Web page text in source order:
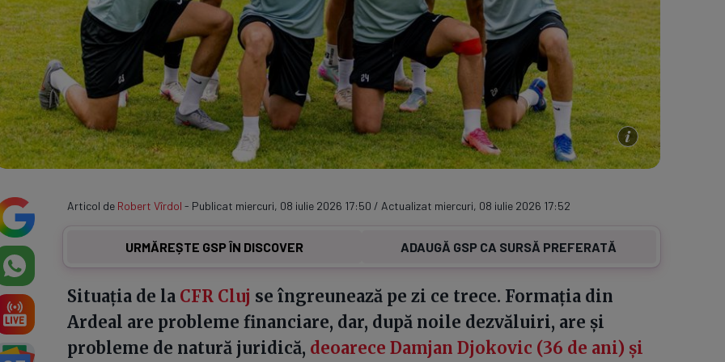
Articol de Robert Vîrdol - Publicat miercuri, 08 iulie 2026 17:50 / Actualizat miercuri, 08 iulie 2026 17:52
URMĂREȘTE GSP ÎN DISCOVER ADAUGĂ GSP CA SURSĂ PREFERATĂ
Situația de la CFR Cluj se îngreunează pe zi ce trece. Formația din
Ardeal are probleme financiare, dar, după noile dezvăluiri, are și
probleme de natură juridică, deoarece Damjan Djokovic (36 de ani) și